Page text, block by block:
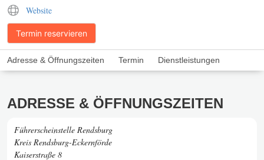
Website
Termin reservieren
Adresse & Öffnungszeiten Termin Dienstleistungen
ADRESSE & ÖFFNUNGSZEITEN
Führerscheinstelle Rendsburg
Kreis Rendsburg-Eckernförde
Kaiserstraße 8